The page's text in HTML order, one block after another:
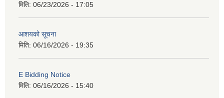
मिति: 06/23/2026 - 17:05
आशयको सूचना
मिति: 06/16/2026 - 19:35
E Bidding Notice
मिति: 06/16/2026 - 15:40